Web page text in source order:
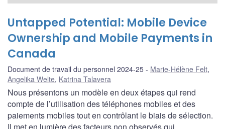
Untapped Potential: Mobile Device
Ownership and Mobile Payments in
Canada
Document de travail du personnel 2024-25 Marie-Hélène Felt,
Angelika Welte, Katrina Talavera
Nous présentons un modèle en deux étapes qui rend
compte de l’utilisation des téléphones mobiles et des
paiements mobiles tout en contrôlant le biais de sélection.
Il met en lumière des facteurs non observés qui